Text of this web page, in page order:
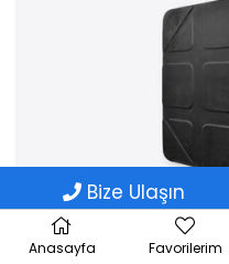
Anasayfa Favorilerim
Bize Ulaşın